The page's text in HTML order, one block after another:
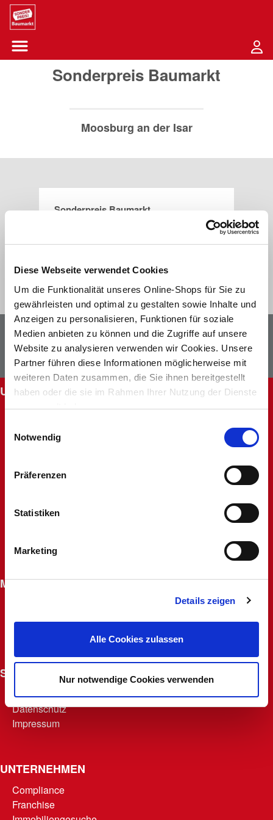
Diese Webseite verwendet Cookies
Um die Funktionalität unseres Online-Shops für Sie zu
gewährleisten und optimal zu gestalten sowie Inhalte und
Anzeigen zu personalisieren, Funktionen für soziale
Medien anbieten zu können und die Zugriffe auf unsere
Website zu analysieren verwenden wir Cookies. Unsere
Partner führen diese Informationen möglicherweise mit
weiteren Daten zusammen, die Sie ihnen bereitgestellt
haben oder die sie im Rahmen Ihrer Nutzung der Dienste
gesammelt haben.
Notwendig
Präferenzen
Statistiken
Marketing
Details zeigen
Alle Cookies zulassen
Nur notwendige Cookies verwenden
Sounder Preis Logo
Menü öffnen-Schaltfläche
Sonderpreis Baumarkt
Moosburg an der Isar
Sonderpreis Baumarkt
Königsberger Straße 14
Newsletter Facebook
Instagram
UNSERE SERVICES
Abholung im Markt
FAQ - Häufig gestellte Fragen
Kontakt
Unsere Märkte
Widerruf oder Reklamation anlegen
Widerrufsrecht für Fernabsatzverträge
MACHERKARTE
Macherfamilie
SONSTIGES
AGB
Datenschutz
Impressum
UNTERNEHMEN
Compliance
Franchise